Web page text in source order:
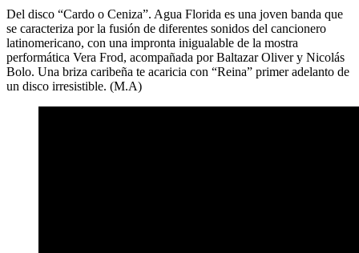
Del disco “Cardo o Ceniza”. Agua Florida es una joven banda que
se caracteriza por la fusión de diferentes sonidos del cancionero
latinomericano, con una impronta inigualable de la mostra
performática Vera Frod, acompañada por Baltazar Oliver y Nicolás
Bolo. Una briza caribeña te acaricia con “Reina” primer adelanto de
un disco irresistible. (M.A)